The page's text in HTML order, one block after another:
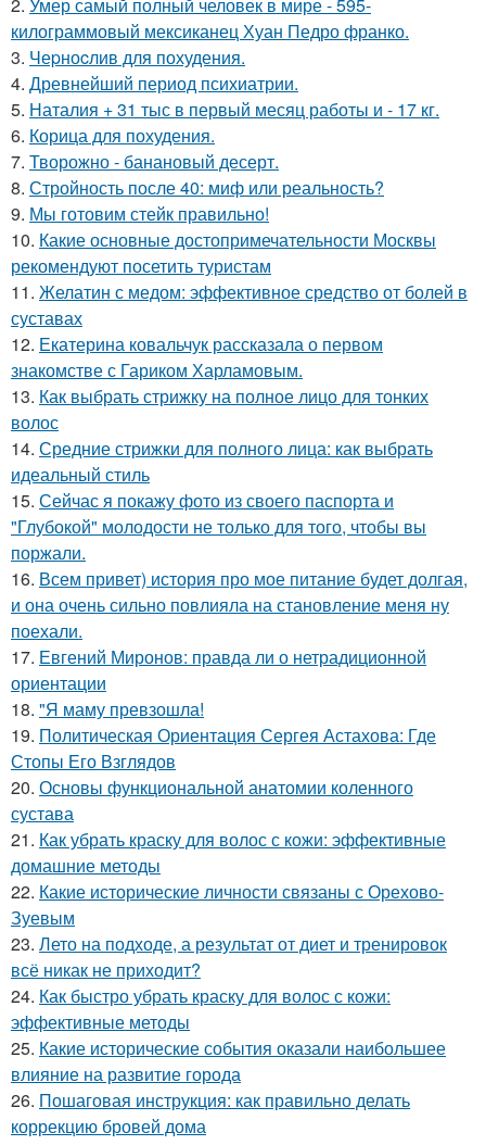
килограммовый мексиканец Хуан Педро франко.
3. Чеpноcлив для похудения.
4. Древнейший период психиатрии.
5. Наталия + 31 тыс в первый месяц работы и - 17 кг.
6. Корица для похудения.
7. Творожно - банановый десерт.
8. Стройность после 40: миф или реальность?
9. Мы готовим стейк правильно!
10. Какие основные достопримечательности Москвы
рекомендуют посетить туристам
11. Желатин с медом: эффективное средство от болей в
суставах
12. Екатерина ковальчук рассказала о первом
знакомстве с Гариком Харламовым.
13. Как выбрать стрижку на полное лицо для тонких
волос
14. Средние стрижки для полного лица: как выбрать
идеальный стиль
15. Сейчас я покажу фото из своего паспорта и
"Глубокой" молодости не только для того, чтобы вы
поржали.
16. Всем привет) история про мое питание будет долгая,
и она очень сильно повлияла на становление меня ну
поехали.
17. Евгений Миронов: правда ли о нетрадиционной
ориентации
18. "Я маму превзошла!
19. Политическая Ориентация Сергея Астахова: Где
Стопы Его Взглядов
20. Основы функциональной анатомии коленного
сустава
21. Как убрать краску для волос с кожи: эффективные
домашние методы
22. Какие исторические личности связаны с Орехово-
Зуевым
23. Лето на подходе, а результат от диет и тренировок
всё никак не приходит?
24. Как быстро убрать краску для волос с кожи:
эффективные методы
25. Какие исторические события оказали наибольшее
влияние на развитие города
26. Пошаговая инструкция: как правильно делать
коррекцию бровей дома